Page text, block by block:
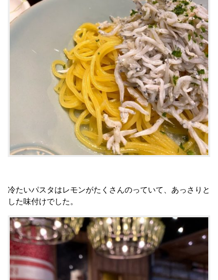
冷たいパスタはレモンがたくさんのっていて、あっさりと
した味付けでした。